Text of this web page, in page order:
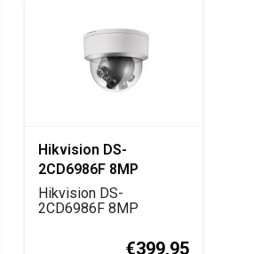
Hikvision DS-
2CD6986F 8MP
Panoramic IP Dome
Camera
Hikvision DS-
2CD6986F 8MP
domecamera met 4-l...
€399,95